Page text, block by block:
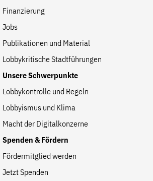
Finanzierung
Jobs
Publikationen und Material
Lobbykritische Stadtführungen
Unsere Schwerpunkte
Lobbykontrolle und Regeln
Lobbyismus und Klima
Macht der Digitalkonzerne
Spenden & Fördern
Fördermitglied werden
Jetzt Spenden